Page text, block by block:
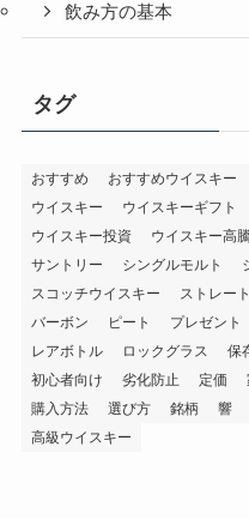
飲み方の基本
タグ
おすすめ おすすめウイスキー
ウイスキー
ウイスキーギフト
ウイスキー投資
ウイスキー高騰
サントリー
シングルモルト
スコッチウイスキー
ストレート
バーボン
ピート プレゼント
レアボトル
ロックグラス 保
初心者向け
劣化防止 定価
購入方法
選び方 銘柄 響
高級ウイスキー